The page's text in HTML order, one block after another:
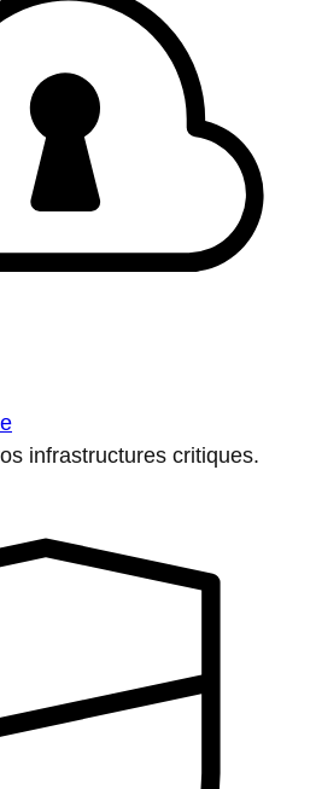
infrastructures critiques.